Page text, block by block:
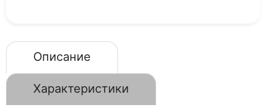
Описание
Характеристики